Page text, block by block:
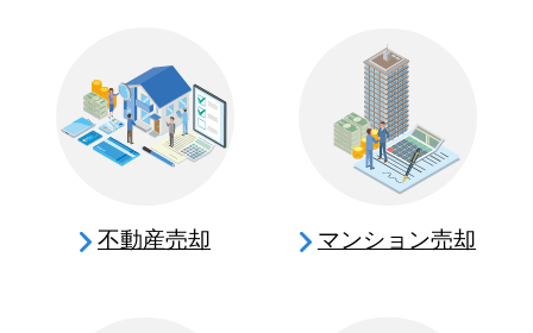
不動産売却 マンション売却